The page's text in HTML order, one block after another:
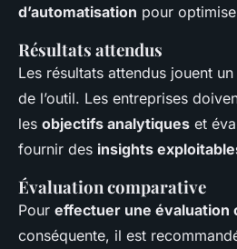
d’automatisation pour
Résultats attendus
Les résultats attendus jouent
de l’outil. Les entreprises
les objectifs analytiques et
fournir des insights
Évaluation comparative
Pour effectuer une évaluation
conséquente, il est